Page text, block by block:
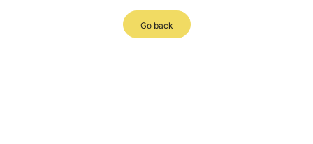
Go back